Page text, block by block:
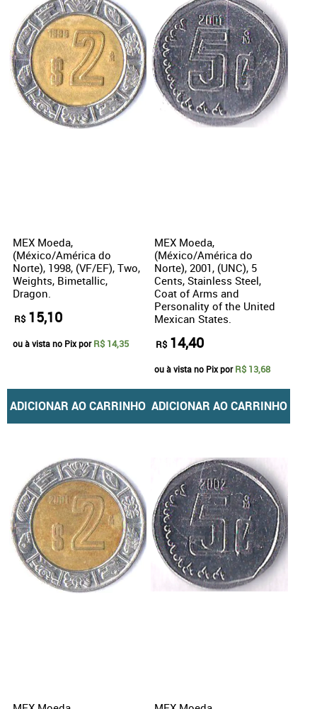
MEX Moeda,
(México/América do
Norte), 1998, (VF/EF), Two,
Weights, Bimetallic,
Dragon.
R$ 15,10
ou à vista no Pix porR$ 14,35
ADICIONAR AO CARRINHO
MEX Moeda,
(México/América do
Norte), 2001, (UNC), 5
Cents, Stainless Steel,
Coat of Arms and
Personality of the United
Mexican States.
R$ 14,40
ou à vista no Pix porR$ 13,68
ADICIONAR AO CARRINHO